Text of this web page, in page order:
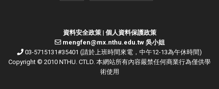
資料安全政策| 個人資料保護政策
mengfen@mx.nthu.edu.tw 吳小姐
03-5715131#35401 (請於上班時間來電，中午12-13為午休時間)
Copyright © 2010 NTHU. CTLD. 本網站所有內容嚴禁任何商業行為僅供學
術使用